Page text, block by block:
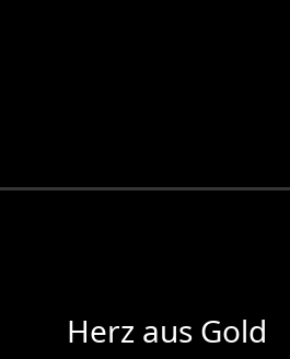
Herz aus Gold